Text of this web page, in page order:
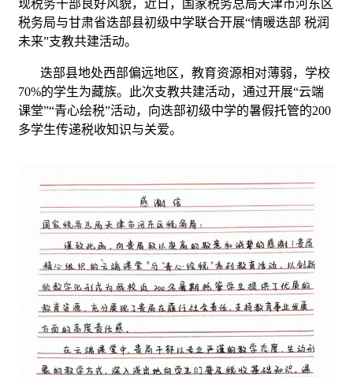
现税务干部良好风貌，近日，国家税务总局天津市河东区
税务局与甘肃省迭部县初级中学联合开展“情暖迭部 税润
未来”支教共建活动。
迭部县地处西部偏远地区，教育资源相对薄弱，学校
70%的学生为藏族。此次支教共建活动，通过开展“云端
课堂”“青心绘税”活动，向迭部初级中学的暑假托管的200
多学生传递税收知识与关爱。